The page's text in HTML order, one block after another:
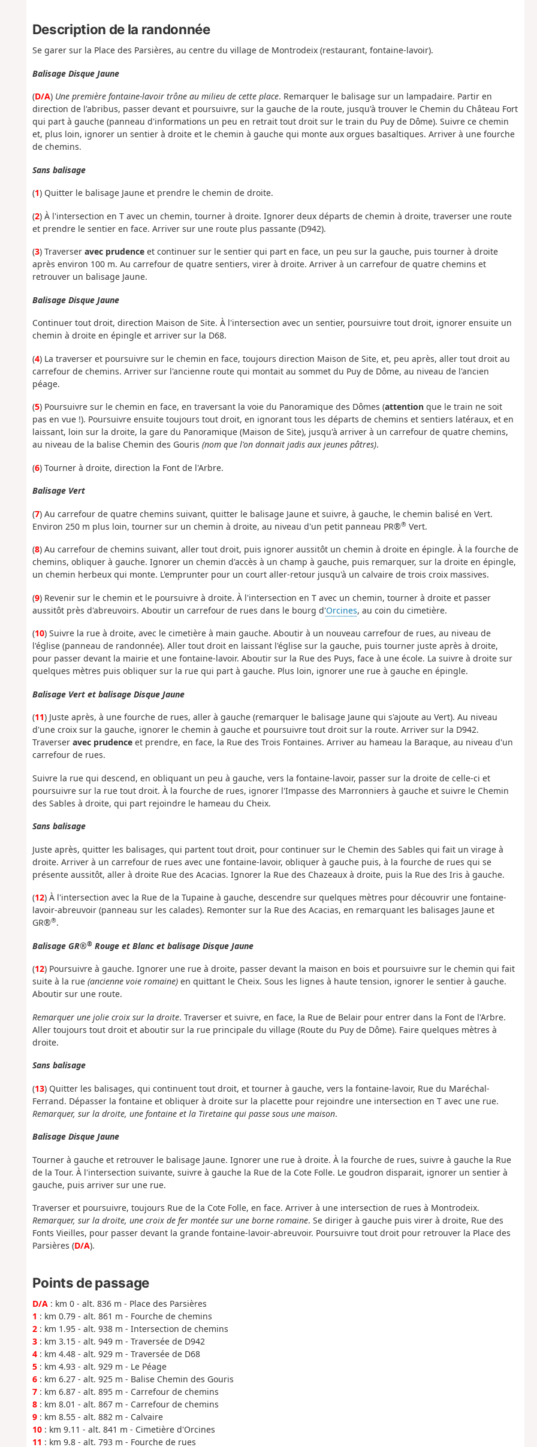
Description de la randonnée
Se garer sur la Place des Parsières, au centre du village de Montrodeix (restaurant, fontaine-lavoir).
Balisage Disque Jaune
(D/A) Une première fontaine-lavoir trône au milieu de cette place. Remarquer le balisage sur un lampadaire. Partir en
direction de l'abribus, passer devant et poursuivre, sur la gauche de la route, jusqu'à trouver le Chemin du Château Fort
qui part à gauche (panneau d'informations un peu en retrait tout droit sur le train du Puy de Dôme). Suivre ce chemin
et, plus loin, ignorer un sentier à droite et le chemin à gauche qui monte aux orgues basaltiques. Arriver à une fourche
de chemins.
Sans balisage
(1) Quitter le balisage Jaune et prendre le chemin de droite.
(2) À l'intersection en T avec un chemin, tourner à droite. Ignorer deux départs de chemin à droite, traverser une route
et prendre le sentier en face. Arriver sur une route plus passante (D942).
(3) Traverser avec prudenceet continuer sur le sentier qui part en face, un peu sur la gauche, puis tourner à droite
après environ 100 m. Au carrefour de quatre sentiers, virer à droite. Arriver à un carrefour de quatre chemins et
retrouver un balisage Jaune.
Balisage Disque Jaune
Continuer tout droit, direction Maison de Site. À l'intersection avec un sentier, poursuivre tout droit, ignorer ensuite un
chemin à droite en épingle et arriver sur la D68.
(4) La traverser et poursuivre sur le chemin en face, toujours direction Maison de Site, et, peu après, aller tout droit au
carrefour de chemins. Arriver sur l'ancienne route qui montait au sommet du Puy de Dôme, au niveau de l'ancien
péage.
(5) Poursuivre sur le chemin en face, en traversant la voie du Panoramique des Dômes (attentionque le train ne soit
pas en vue !). Poursuivre ensuite toujours tout droit, en ignorant tous les départs de chemins et sentiers latéraux, et en
laissant, loin sur la droite, la gare du Panoramique (Maison de Site), jusqu'à arriver à un carrefour de quatre chemins,
au niveau de la balise Chemin des Gouris (nom que l'on donnait jadis aux jeunes pâtres).
(6) Tourner à droite, direction la Font de l'Arbre.
Balisage Vert
(7) Au carrefour de quatre chemins suivant, quitter le balisage Jaune et suivre, à gauche, le chemin balisé en Vert.
Environ 250 m plus loin, tourner sur un chemin à droite, au niveau d'un petit panneau PR®®Vert.
(8) Au carrefour de chemins suivant, aller tout droit, puis ignorer aussitôt un chemin à droite en épingle. À la fourche de
chemins, obliquer à gauche. Ignorer un chemin d'accès à un champ à gauche, puis remarquer, sur la droite en épingle,
un chemin herbeux qui monte. L'emprunter pour un court aller-retour jusqu'à un calvaire de trois croix massives.
(9) Revenir sur le chemin et le poursuivre à droite. À l'intersection en T avec un chemin, tourner à droite et passer
aussitôt près d'abreuvoirs. Aboutir un carrefour de rues dans le bourg d'Orcines, au coin du cimetière.
(10) Suivre la rue à droite, avec le cimetière à main gauche. Aboutir à un nouveau carrefour de rues, au niveau de
l'église (panneau de randonnée). Aller tout droit en laissant l'église sur la gauche, puis tourner juste après à droite,
pour passer devant la mairie et une fontaine-lavoir. Aboutir sur la Rue des Puys, face à une école. La suivre à droite sur
quelques mètres puis obliquer sur la rue qui part à gauche. Plus loin, ignorer une rue à gauche en épingle.
Balisage Vert et balisage Disque Jaune
(11) Juste après, à une fourche de rues, aller à gauche (remarquer le balisage Jaune qui s'ajoute au Vert). Au niveau
d'une croix sur la gauche, ignorer le chemin à gauche et poursuivre tout droit sur la route. Arriver sur la D942.
Traverser avec prudenceet prendre, en face, la Rue des Trois Fontaines. Arriver au hameau la Baraque, au niveau d'un
carrefour de rues.
Suivre la rue qui descend, en obliquant un peu à gauche, vers la fontaine-lavoir, passer sur la droite de celle-ci et
poursuivre sur la rue tout droit. À la fourche de rues, ignorer l'Impasse des Marronniers à gauche et suivre le Chemin
des Sables à droite, qui part rejoindre le hameau du Cheix.
Sans balisage
Juste après, quitter les balisages, qui partent tout droit, pour continuer sur le Chemin des Sables qui fait un virage à
droite. Arriver à un carrefour de rues avec une fontaine-lavoir, obliquer à gauche puis, à la fourche de rues qui se
présente aussitôt, aller à droite Rue des Acacias. Ignorer la Rue des Chazeaux à droite, puis la Rue des Iris à gauche.
(12) À l'intersection avec la Rue de la Tupaine à gauche, descendre sur quelques mètres pour découvrir une fontaine-
lavoir-abreuvoir (panneau sur les calades). Remonter sur la Rue des Acacias, en remarquant les balisages Jaune et
GR®®.
Balisage GR®®Rouge et Blanc et balisage Disque Jaune
(12) Poursuivre à gauche. Ignorer une rue à droite, passer devant la maison en bois et poursuivre sur le chemin qui fait
suite à la rue (ancienne voie romaine)en quittant le Cheix. Sous les lignes à haute tension, ignorer le sentier à gauche.
Aboutir sur une route.
Remarquer une jolie croix sur la droite. Traverser et suivre, en face, la Rue de Belair pour entrer dans la Font de l'Arbre.
Aller toujours tout droit et aboutir sur la rue principale du village (Route du Puy de Dôme). Faire quelques mètres à
droite.
Sans balisage
(13) Quitter les balisages, qui continuent tout droit, et tourner à gauche, vers la fontaine-lavoir, Rue du Maréchal-
Ferrand. Dépasser la fontaine et obliquer à droite sur la placette pour rejoindre une intersection en T avec une rue.
Remarquer, sur la droite, une fontaine et la Tiretaine qui passe sous une maison.
Balisage Disque Jaune
Tourner à gauche et retrouver le balisage Jaune. Ignorer une rue à droite. À la fourche de rues, suivre à gauche la Rue
de la Tour. À l'intersection suivante, suivre à gauche la Rue de la Cote Folle. Le goudron disparait, ignorer un sentier à
gauche, puis arriver sur une rue.
Traverser et poursuivre, toujours Rue de la Cote Folle, en face. Arriver à une intersection de rues à Montrodeix.
Remarquer, sur la droite, une croix de fer montée sur une borne romaine. Se diriger à gauche puis virer à droite, Rue des
Fonts Vieilles, pour passer devant la grande fontaine-lavoir-abreuvoir. Poursuivre tout droit pour retrouver la Place des
Parsières (D/A).
Points de passage
D/A: km 0 - alt. 836 m - Place des Parsières
1 : km 0.79 - alt. 861 m - Fourche de chemins
2: km 1.95 - alt. 938 m - Intersection de chemins
3: km 3.15 - alt. 949 m - Traversée de D942
4: km 4.48 - alt. 929 m - Traversée de D68
5: km 4.93 - alt. 929 m - Le Péage
6: km 6.27 - alt. 925 m - Balise Chemin des Gouris
7: km 6.87 - alt. 895 m - Carrefour de chemins
8: km 8.01 - alt. 867 m - Carrefour de chemins
9: km 8.55 - alt. 882 m - Calvaire
10: km 9.11 - alt. 841 m - Cimetière d'Orcines
11 : km 9.8 - alt. 793 m - Fourche de rues